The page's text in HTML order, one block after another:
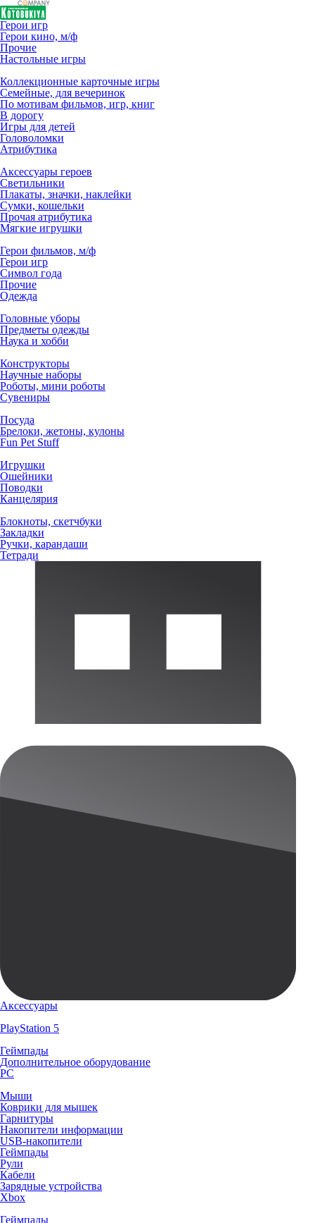
Герои игр
Герои кино, м/ф
Прочие
Настольные игры
Коллекционные карточные игры
Семейные, для вечеринок
По мотивам фильмов, игр, книг
В дорогу
Игры для детей
Головоломки
Атрибутика
Аксессуары героев
Светильники
Плакаты, значки, наклейки
Сумки, кошельки
Прочая атрибутика
Мягкие игрушки
Герои фильмов, м/ф
Герои игр
Символ года
Прочие
Одежда
Головные уборы
Предметы одежды
Наука и хобби
Конструкторы
Научные наборы
Роботы, мини роботы
Сувениры
Посуда
Брелоки, жетоны, кулоны
Fun Pet Stuff
Игрушки
Ошейники
Поводки
Канцелярия
Блокноты, скетчбуки
Закладки
Ручки, карандаши
Тетради
Аксессуары
PlayStation 5
Геймпады
Дополнительное оборудование
PC
Мыши
Коврики для мышек
Гарнитуры
Накопители информации
USB-накопители
Геймпады
Рули
Кабели
Зарядные устройства
Xbox
Геймпады